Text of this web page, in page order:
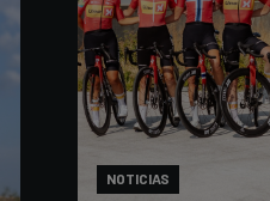
NOTICIAS